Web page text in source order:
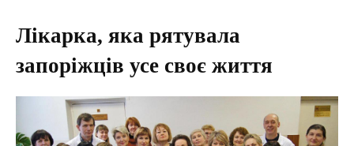
Лікарка, яка рятувала
запоріжців усе своє життя